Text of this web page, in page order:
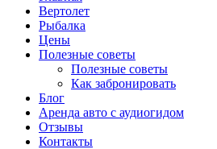
Вертолет
Рыбалка
Цены
Полезные советы
Полезные советы
Как забронировать
Блог
Аренда авто с аудиогидом
Отзывы
Контакты